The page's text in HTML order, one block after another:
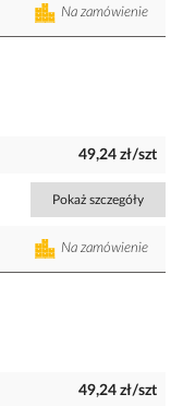
Na zamówienie
49,24 zł/szt
Pokaż szczegóły
Na zamówienie
49,24 zł/szt